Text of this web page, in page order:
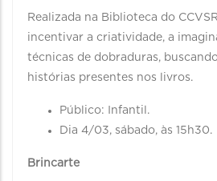
Realizada na Biblioteca do
incentivar a criatividade, a
técnicas de dobraduras,
histórias presentes nos livros.
Público: Infantil.
Dia 4/03, sábado, às 15h30.
Brincarte